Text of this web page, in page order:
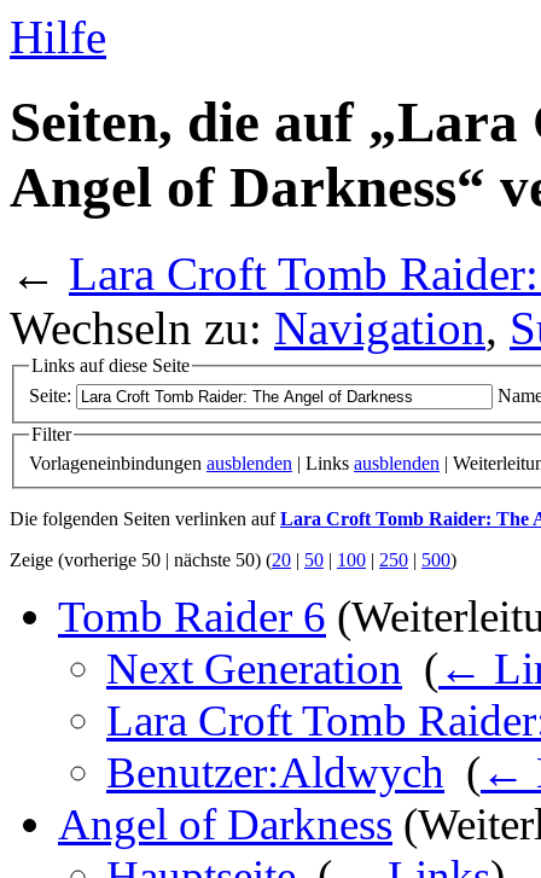
Hilfe
Seiten, die auf
Angel of Darkness“
← Lara Croft Tomb
Wechseln zu: Navigation,
Links auf diese Seite
Seite:
Filter
Vorlageneinbindungen ausblenden | Links ausblenden |
Die folgenden Seiten verlinken aufLara Croft Tomb Raider: The
Zeige (vorherige 50 | nächste 50) (20 | 50 | 100 | 250 | 500)
Tomb Raider 6
Next Generation (←
Lara Croft Tomb
Benutzer:Aldwych (←
Angel of Darkness